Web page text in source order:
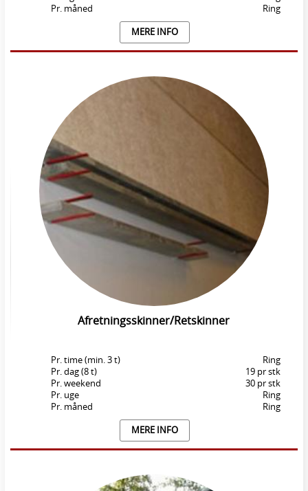
Pr. måned
Ring
MERE INFO
Afretningsskinner/Retskinner
Pr. time (min. 3 t)
Ring
Pr. dag (8 t)
19 pr stk
Pr. weekend
30 pr stk
Pr. uge
Ring
Pr. måned
Ring
MERE INFO